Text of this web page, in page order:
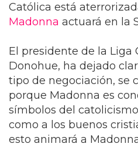
Católica está
Madonna actuará en la
El presidente de la Liga
Donohue, ha dejado
tipo de negociación, se
porque Madonna es
símbolos del
como a los buenos
esto animará a